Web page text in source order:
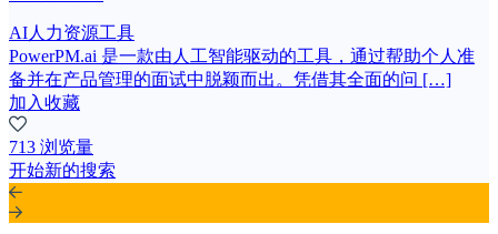
AI人力资源工具
PowerPM.ai 是一款由人工智能驱动的工具，通过帮助个人准
备并在产品管理的面试中脱颖而出。凭借其全面的问 […]
加入收藏
713 浏览量
开始新的搜索